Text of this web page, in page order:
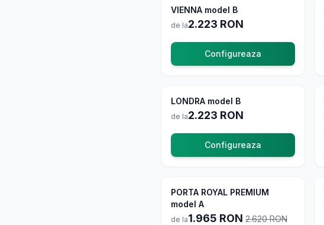
VIENNA model B
de la2.223 RON
Configureaza
LONDRA model B
de la2.223 RON
Configureaza
-25% La comanda
PORTA ROYAL PREMIUM
model A
de la1.965 RON 2.620RON